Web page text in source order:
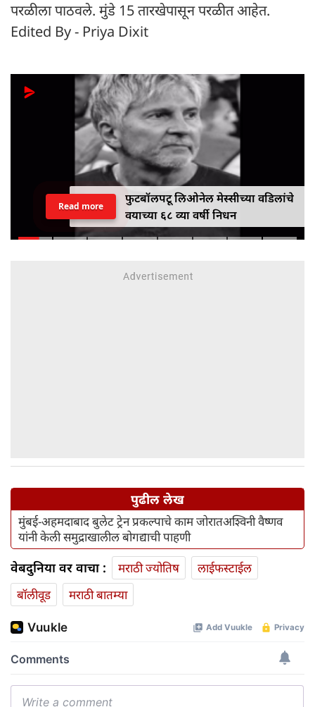
परळीला पाठवले. मुंडे 15 तारखेपासून परळीत आहेत.
Edited By - Priya Dixit
फुटबॉलपटू लिओनेल मेस्सीच्या वडिलांचे
वयाच्या ६८ व्या वर्षी निधन
Read more
पुढील लेख
मुंबई-अहमदाबाद बुलेट ट्रेन प्रकल्पाचे काम जोरातअश्विनी वैष्णव
यांनी केली समुद्राखालील बोगद्याची पाहणी
वेबदुनिया वर वाचा : मराठी ज्योतिष
लाईफस्टाईल
बॉलीवूड
मराठी बातम्या